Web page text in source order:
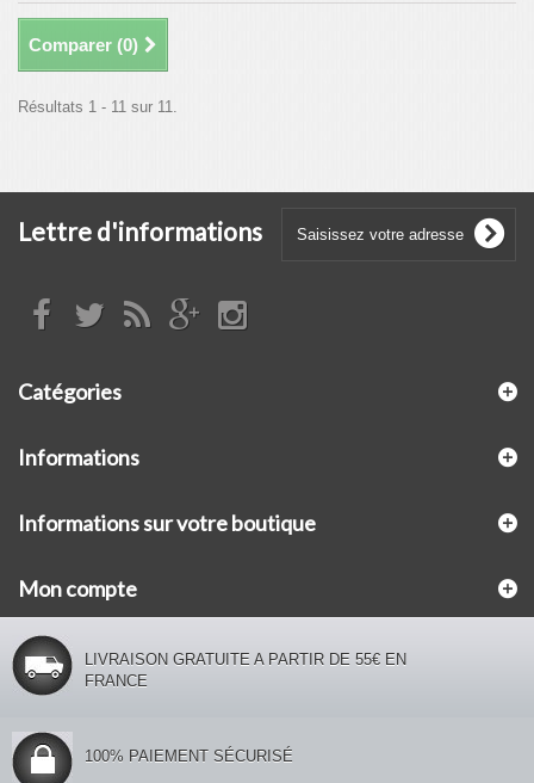
Comparer (0)
Résultats 1 - 11 sur 11.
Lettre d'informations
Catégories
Informations
Informations sur votre boutique
Mon compte
LIVRAISON GRATUITE A PARTIR DE 55€ EN
FRANCE
100% PAIEMENT SÉCURISÉ